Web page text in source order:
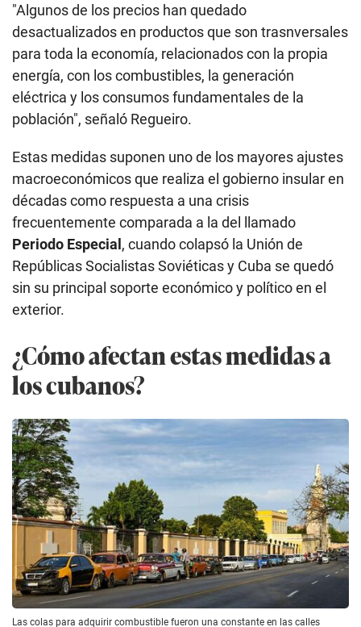
"Algunos de los precios han quedado
desactualizados en productos que son trasnversales
para toda la economía, relacionados con la propia
energía, con los combustibles, la generación
eléctrica y los consumos fundamentales de la
población", señaló Regueiro.
Estas medidas suponen uno de los mayores ajustes
macroeconómicos que realiza el gobierno insular en
décadas como respuesta a una crisis
frecuentemente comparada a la del llamado
Periodo Especial , cuando colapsó la Unión de
Repúblicas Socialistas Soviéticasy Cuba se quedó
sin su principal soporte económico y político en el
exterior.
¿Cómo afectan estas medidas a
los cubanos?
Las colas para adquirir combustible fueron una constante en las calles